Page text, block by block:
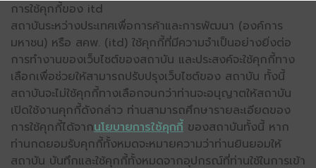
การใช้คุกกี้ของ itd
สถาบันระหว่างประเทศเพื่อการค้าและการพัฒนา (องค์การ
มหาชน) หรือ สคพ. (itd) ใช้คุกกี้ที่มีความจำเป็นอย่างยิ่งต่อ
การทำงานของเว็บไซต์ของสถาบัน และประสงค์จะใช้คุกกี้ทาง
เลือกเพื่อช่วยให้สามารถปรับปรุงเว็บไซต์ของ สถาบัน ทั้งนี้
สถาบันจะไม่ใช้คุกกี้ทางเลือกจนกว่าท่านจะอนุญาตให้สถาบัน
เปิดใช้งานคุกกี้ดังกล่าว ท่านสามารถศึกษารายละเอียดของ
การใช้คุกกี้ได้จากนโยบายการใช้คุกกี้ ของสถาบันทั้งนี้ หาก
ท่านกดยอมรับคุกกี้ทั้งหมดจะหมายความว่าท่านยินยอมให้
สถาบัน บันทึกและใช้คุกกี้ทั้งหมดจากอุปกรณ์ที่ท่านใช้ในการเข้า